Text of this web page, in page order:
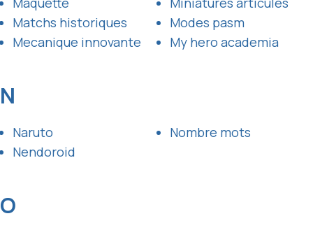
Matchs historiques
Mecanique innovante
Modes pasm
My hero academia
N
Naruto
Nendoroid
Nombre mots
O